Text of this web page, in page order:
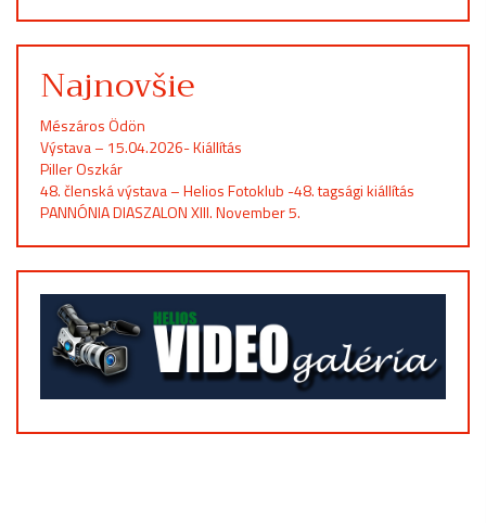
Najnovšie
Mészáros Ödön
Výstava – 15.04.2026- Kiállítás
Piller Oszkár
48. členská výstava – Helios Fotoklub -48. tagsági kiállítás
PANNÓNIA DIASZALON XIII. November 5.